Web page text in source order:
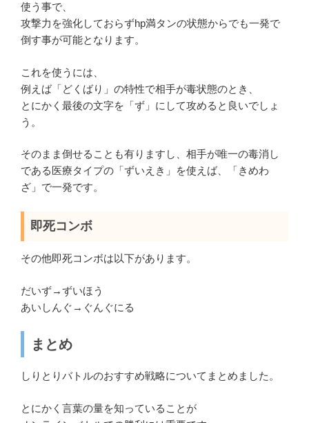
使う事で、
攻撃力を強化しておらずhp満タンの状態からでも一発で
倒す事が可能となります。
これを使うには、
例えば「どくばり」の特性で相手が毒状態のとき、
とにかく最後の文字を「ず」にして攻めると良いでしょ
う。
そのまま倒せることも有りますし、相手が唯一の毒消し
である医療タイプの「ずいえき」を使えば、「きめわ
ざ」で一発です。
即死コンボ
その他即死コンボは以下があります。
だいず→ずいほう
あいしんぐ→ぐんぐにる
まとめ
しりとりバトルのおすすめ戦略についてまとめました。
とにかく言葉の量を知っていることが